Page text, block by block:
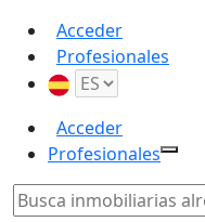
Acceder
Profesionales
Acceder
Profesionales